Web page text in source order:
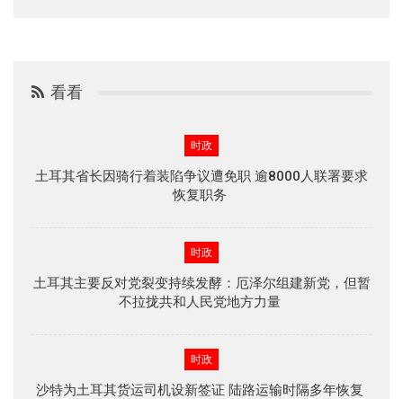
看看
时政
土耳其省长因骑行着装陷争议遭免职 逾8000人联署要求
恢复职务
时政
土耳其主要反对党裂变持续发酵：厄泽尔组建新党，但暂
不拉拢共和人民党地方力量
时政
沙特为土耳其货运司机设新签证 陆路运输时隔多年恢复